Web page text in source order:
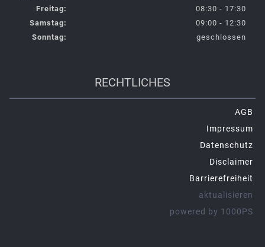
Freitag:
08:30 - 17:30
Samstag:
09:00 - 12:30
Sonntag:
geschlossen
RECHTLICHES
AGB
Impressum
Datenschutz
Disclaimer
Barrierefreiheit
aktualisieren
powered by 1000PS